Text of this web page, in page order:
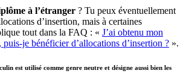
à l’étranger ? Tu peux éventuellement
d’insertion, mais à certaines
tout dans la FAQ : « J’ai obtenu mon
puis-je bénéficier d’allocations d’insertion ? ».
est utilisé comme genre neutre et désigne aussi bien les